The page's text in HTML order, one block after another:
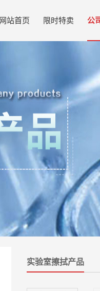
网站首页 限时特卖 公
实验室擦拭产品